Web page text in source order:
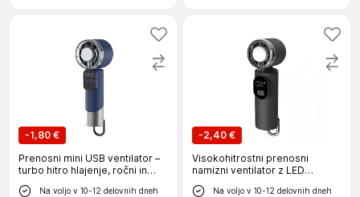
-1,80 €
Prenosni mini USB ventilator –
turbo hitro hlajenje, ročni in
namizni Blue
Na voljo v 10-12 delovnih dneh
-2,40 €
Visokohitrostni prenosni
namizni ventilator z LED
zaslonom
Na voljo v 10-12 delovnih dneh